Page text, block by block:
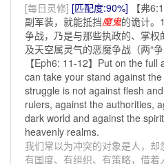
[每日灵修] [匹配度:90%]
【弗
副军装，就能抵挡魔鬼的诡计。
争战，乃是与那些执政的、掌
及天空属灵气的恶魔争战（两“争
【Eph6: 11-12】Put on the
can take your stand against
struggle is not against flesh
rulers, against the authorities,
dark world and against the
heavenly realms.
我们常以为冲突的对象是人，却
有国度、有组织、有策略，借